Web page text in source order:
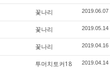
꽃나리 2019.06.07
꽃나리 2019.05.14
꽃나리 2019.04.16
투머치토커18 2019.04.14